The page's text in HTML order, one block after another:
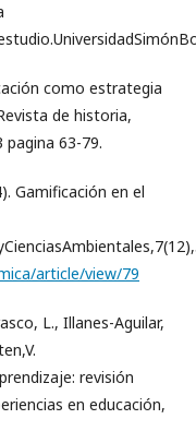
como estrategia
de historia,
63-79.
Gamificación en el
article/view/79
L., Illanes-Aguilar,
revisión
en educación,